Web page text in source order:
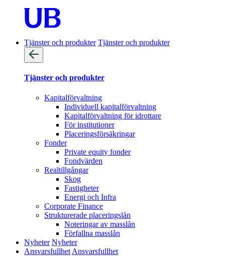
Tjänster och produkter Tjänster och produkter
Tjänster och produkter
Kapitalförvaltning
Individuell kapitalförvaltning
Kapitalförvaltning för idrottare
För institutioner
Placeringsförsäkringar
Fonder
Private equity fonder
Fondvärden
Realtillgångar
Skog
Fastigheter
Energi och Infra
Corporate Finance
Strukturerade placeringslån
Noteringar av masslån
Förfallna masslån
Nyheter Nyheter
Ansvarsfullhet Ansvarsfullhet